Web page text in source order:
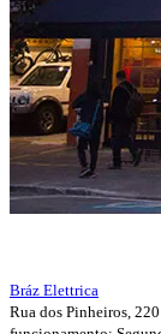
Bráz Elettrica
Rua dos Pinheiros,